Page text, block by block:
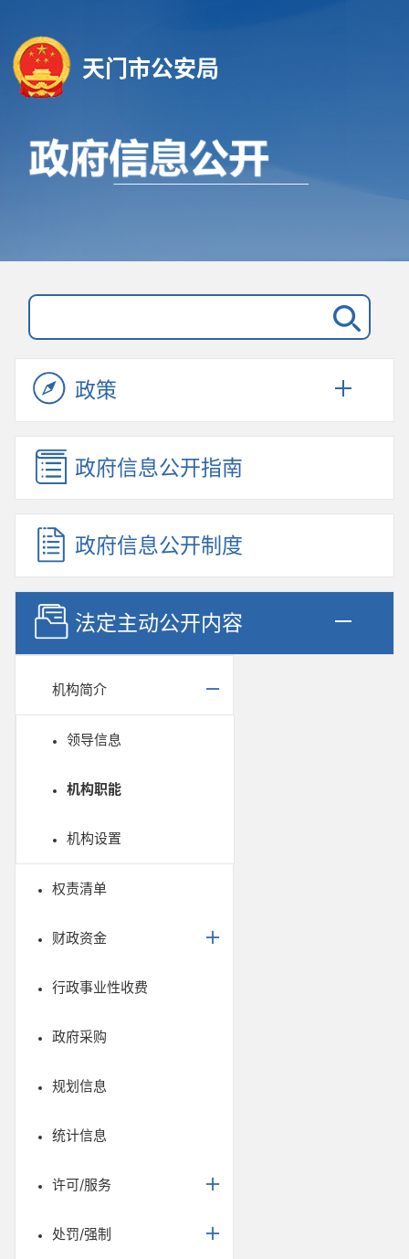
天门市公安局
政策
政府信息公开指南
政府信息公开制度
法定主动公开内容
机构简介
领导信息
机构职能
机构设置
权责清单
财政资金
行政事业性收费
政府采购
规划信息
统计信息
许可/服务
处罚/强制